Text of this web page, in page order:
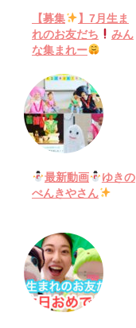
【募集
】7月生ま
れのお友だち
みん
な集まれー
最新動画
ゆきの
ぺんきやさん